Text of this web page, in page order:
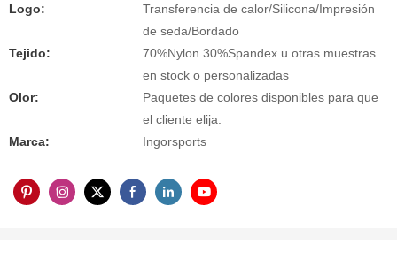
Logo:
Transferencia de calor/Silicona/Impresión
de seda/Bordado
Tejido:
70%Nylon 30%Spandex u otras muestras
en stock o personalizadas
Olor:
Paquetes de colores disponibles para que
el cliente elija.
Marca:
Ingorsports